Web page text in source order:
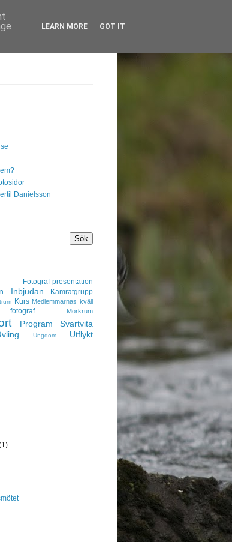
Danielsson
Fotograf-presentation
Inbjudan
Kamratgrupp
Kurs Medlemmarnas kväll
Mörkrum
Program
Svartvita
Ungdom Utflykt
LEARN MORE GOT IT